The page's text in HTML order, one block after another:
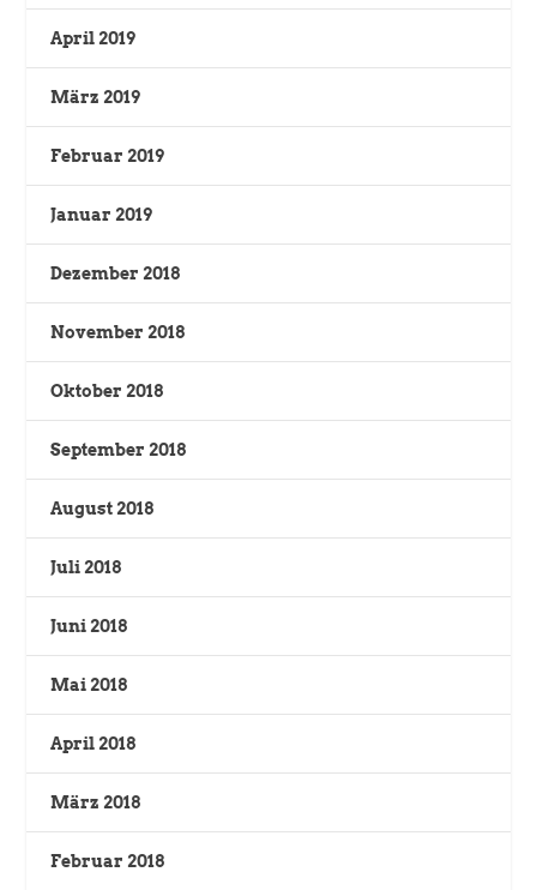
April 2019
März 2019
Februar 2019
Januar 2019
Dezember 2018
November 2018
Oktober 2018
September 2018
August 2018
Juli 2018
Juni 2018
Mai 2018
April 2018
März 2018
Februar 2018